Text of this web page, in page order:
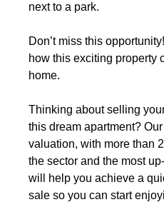
next to a park.
Don’t miss this
how this exciting property
home.
Thinking about selling
this dream apartment?
valuation, with more than
the sector and the most
will help you achieve a
sale so you can start